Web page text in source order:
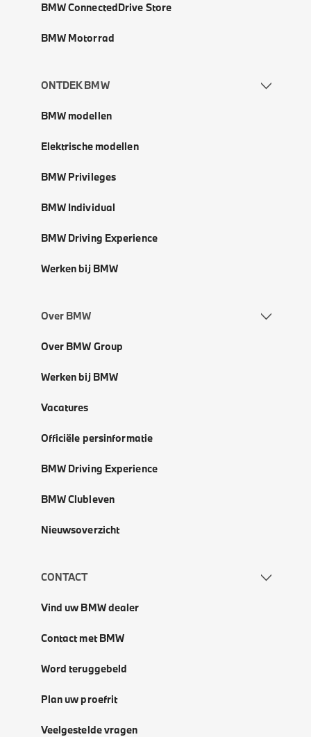
BMW ConnectedDrive Store
BMW Motorrad
ONTDEK BMW
BMW modellen
Elektrische modellen
BMW Privileges
BMW Individual
BMW Driving Experience
Werken bij BMW
Over BMW
Over BMW Group
Werken bij BMW
Vacatures
Officiële persinformatie
BMW Driving Experience
BMW Clubleven
Nieuwsoverzicht
CONTACT
Vind uw BMW dealer
Contact met BMW
Word teruggebeld
Plan uw proefrit
Veelgestelde vragen